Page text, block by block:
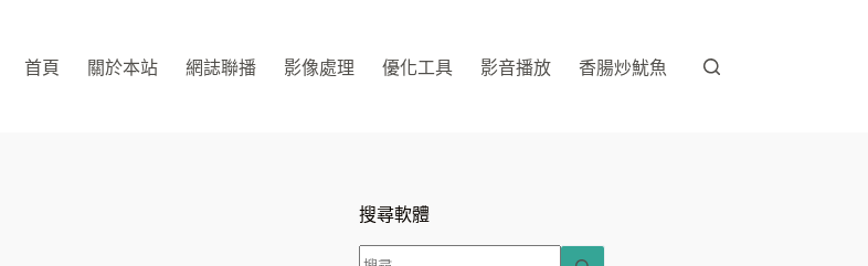
首頁 關於本站 網誌聯播 影像處理 優化工具 影音播放 香腸炒魷魚
搜尋軟體
找